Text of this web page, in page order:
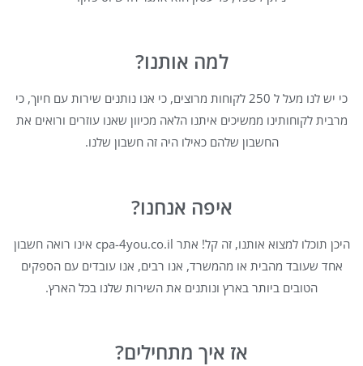
למה אותנו?
כי יש לנו מעל ל 250 לקוחות מרוצים, כי אנו נותנים שירות עם חיוך, כי
מרבית לקוחותינו ממשיכים איתנו הלאה מכיוון שאנו עוזרים ורואים את
החשבון שלהם כאילו היה זה חשבון שלנו.
איפה אנחנו?
היכן תוכלו למצוא אותנו, זה קל! אתר cpa-4you.co.il אינו רואה חשבון
אחד שעובד מהבית או מהמשרד, אנו רבים, אנו עובדים עם הספקים
הטובים ביותר בארץ ונותנים את השירות שלנו בכל הארץ.
אז איך מתחילים?